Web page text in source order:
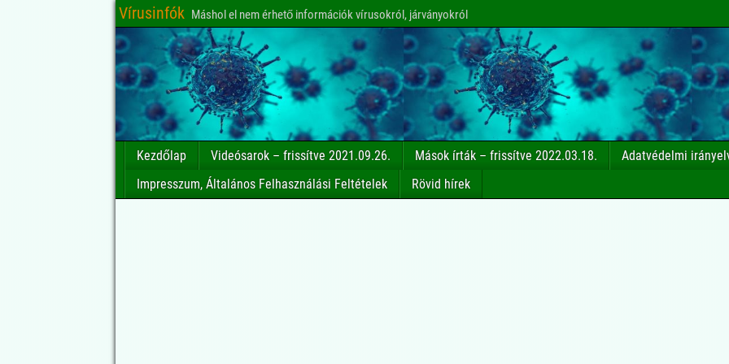
Vírusinfók Máshol el nem érhető információk vírusokról, járványokról
Kezdőlap Videósarok – frissítve 2021.09.26. Mások írták – frissítve 2022.03.18.
Adatvédelmi
Impresszum, Általános Felhasználási Feltételek
Rövid hírek